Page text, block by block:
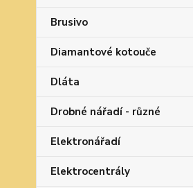
Brusivo
Diamantové kotouče
Dláta
Drobné nářadí - různé
Elektronářadí
Elektrocentrály